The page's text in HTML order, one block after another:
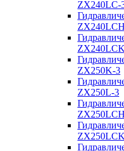
ZX240LC-
ZX240LCH
ZX240LCK
ZX250K-3
ZX250L-3